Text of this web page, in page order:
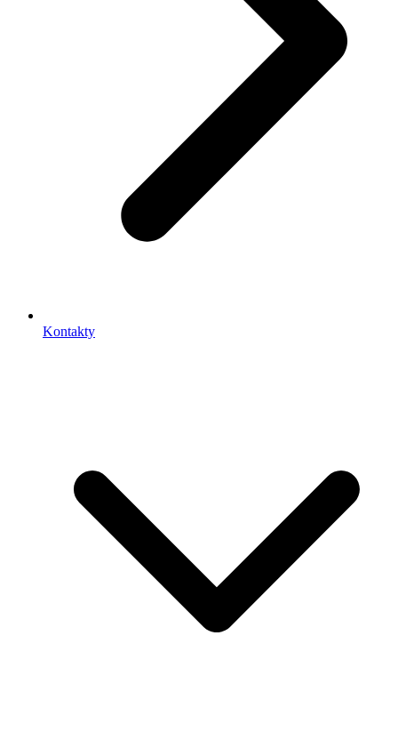
Kontakty